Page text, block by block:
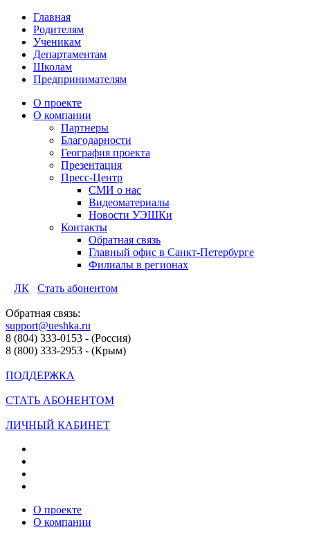
Главная
Родителям
Ученикам
Департаментам
Школам
Предпринимателям
О проекте
О компании
Партнеры
Благодарности
География проекта
Презентация
Пресс-Центр
СМИ о нас
Видеоматериалы
Новости УЭШКи
Контакты
Обратная связь
Главный офис в Санкт-Петербурге
Филиалы в регионах
ЛК
Стать абонентом
Обратная связь:
support@ueshka.ru
8 (804) 333-0153 - (Россия)
8 (800) 333-2953 - (Крым)
ПОДДЕРЖКА
СТАТЬ АБОНЕНТОМ
ЛИЧНЫЙ КАБИНЕТ
О проекте
О компании